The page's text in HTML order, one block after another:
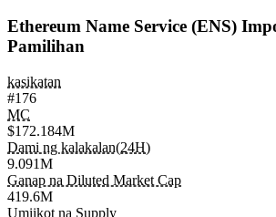
Ethereum Name Service (ENS)
Pamilihan
kasikatan
#176
MC
$172.184M
Dami ng kalakalan(24H)
9.091M
Ganap na Diluted Market Cap
419.6M
Umiikot na Supply